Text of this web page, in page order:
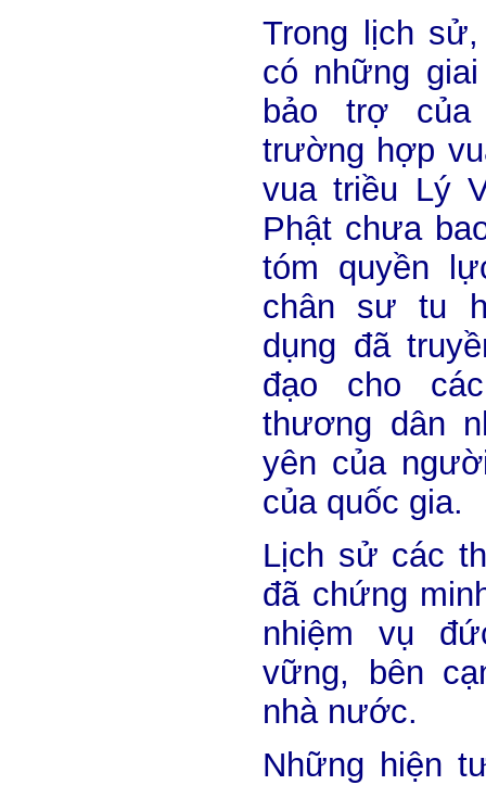
Trong lịch
có những
bảo trợ của
trường hợp
vua triều Lý
Phật chưa
tóm quyền
chân sư tu
dụng đã
đạo cho
thương dân
yên của
của quốc gia.
Lịch sử các
đã chứng
nhiệm vụ
vững, bên
nhà nước.
Những hiện